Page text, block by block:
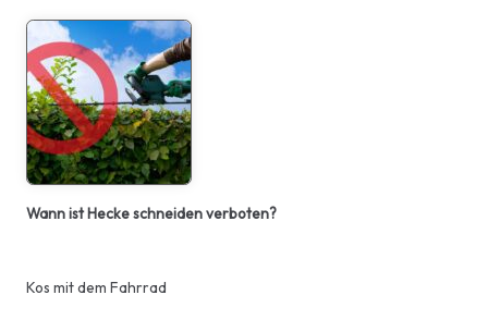
Wann ist Hecke schneiden verboten?
Kos mit dem Fahrrad